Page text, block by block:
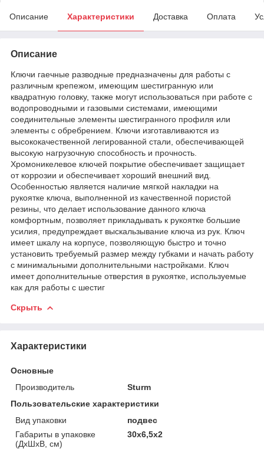
Описание Характеристики Доставка Оплата
Описание
Ключи гаечные разводные предназначены для работы с
различным крепежом, имеющим шестигранную или
квадратную головку, также могут использоваться при работе с
водопроводными и газовыми системами, имеющими
соединительные элементы шестигранного профиля или
элементы с обребрением. Ключи изготавливаются из
высококачественной легированной стали, обеспечивающей
высокую нагрузочную способность и прочность.
Хромоникелевое ключей покрытие обеспечивает защищает
от коррозии и обеспечивает хороший внешний вид.
Особенностью является наличие мягкой накладки на
рукоятке ключа, выполненной из качественной пористой
резины, что делает использование данного ключа
комфортным, позволяет прикладывать к рукоятке большие
усилия, предупреждает выскальзывание ключа из рук. Ключ
имеет шкалу на корпусе, позволяющую быстро и точно
установить требуемый размер между губками и начать работу
с минимальными дополнительными настройками. Ключ
имеет дополнительные отверстия в рукоятке, используемые
как для работы с шестиг
Скрыть
Характеристики
Основные
Производитель
Sturm
Пользовательские характеристики
Вид упаковки
подвес
Габариты в упаковке
(ДхШхВ, см)
30x6,5x2